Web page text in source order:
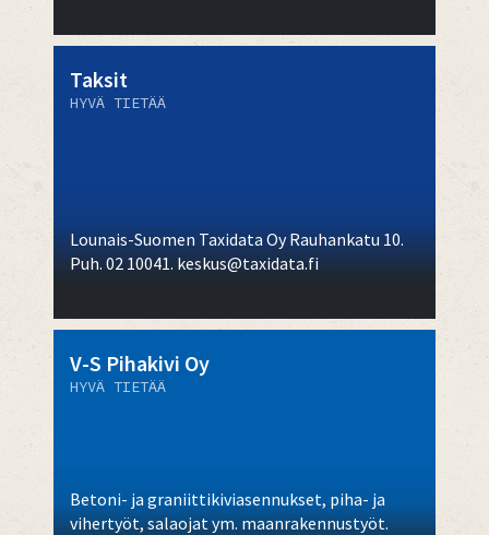
Taksit
HYVÄ TIETÄÄ
Lounais-Suomen Taxidata Oy Rauhankatu 10.
Puh. 02 10041. keskus@taxidata.fi
V-S Pihakivi Oy
HYVÄ TIETÄÄ
Betoni- ja graniittikiviasennukset, piha- ja
vihertyöt, salaojat ym. maanrakennustyöt.